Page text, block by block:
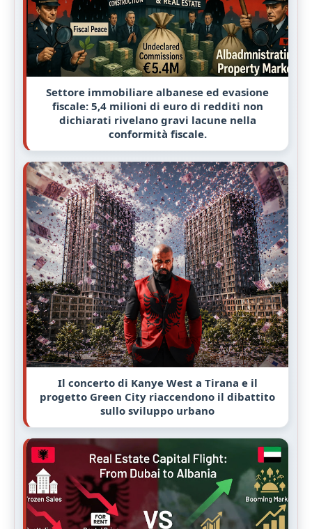
Settore immobiliare albanese ed evasione
fiscale: 5,4 milioni di euro di redditi non
dichiarati rivelano gravi lacune nella
conformità fiscale.
Il concerto di Kanye West a Tirana e il
progetto Green City riaccendono il dibattito
sullo sviluppo urbano